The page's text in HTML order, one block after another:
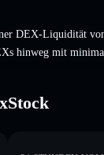
DEX-Liquidität
hinweg mit